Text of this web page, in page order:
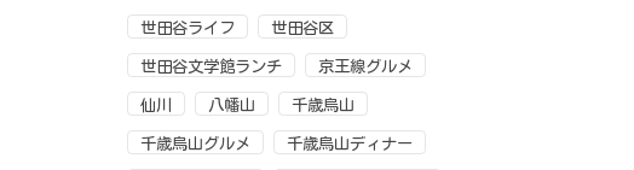
世田谷ライフ 世田谷区
世田谷文学館ランチ 京王線グルメ
仙川 八幡山 千歳烏山
千歳烏山グルメ 千歳烏山ディナー